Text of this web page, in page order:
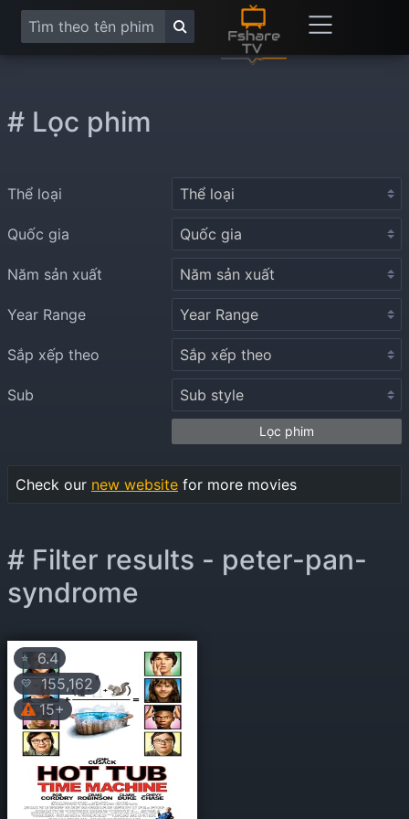
# Filter results - peter-pan-
syndrome
⭐ 6.4
💛
155,162
15+
# Lọc phim
Thể loại
Quốc gia
Năm sản xuất
Year Range
Sắp xếp theo
Sub
Lọc phim
Check our new website for more movies